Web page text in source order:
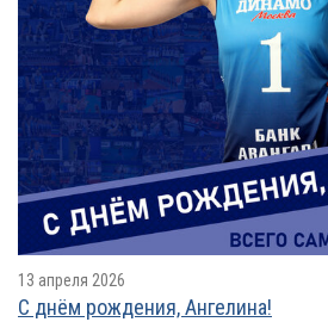
13 апреля 2026
С днём рождения, Ангелина!